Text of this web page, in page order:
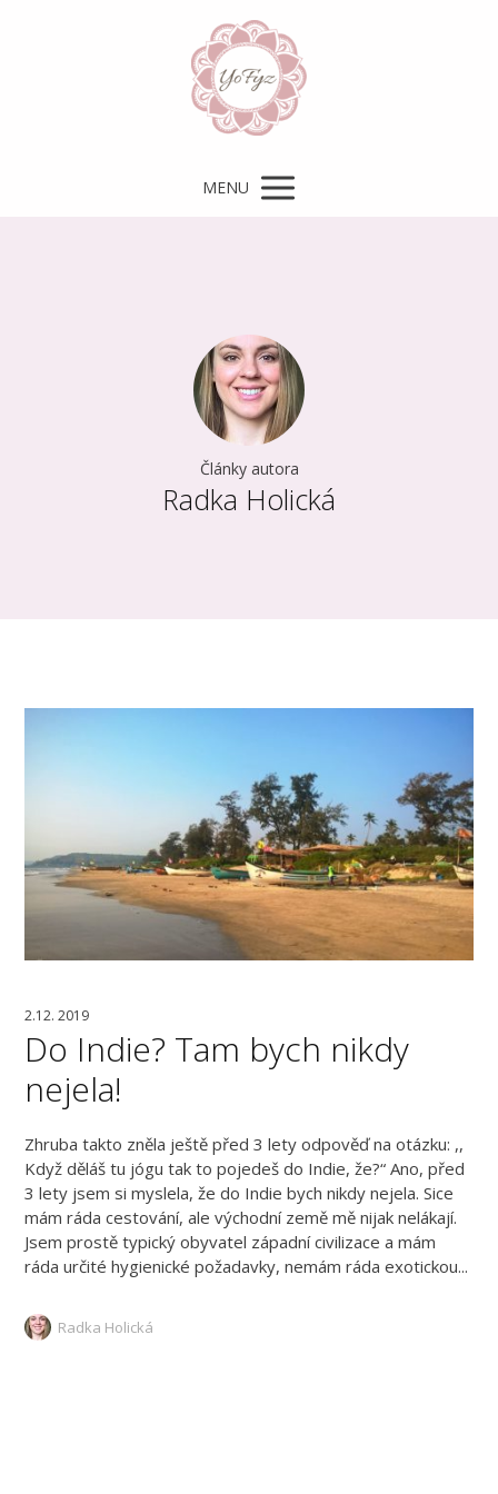
MENU
Články autora
Radka Holická
2.12. 2019
Do Indie? Tam bych nikdy
nejela!
Zhruba takto zněla ještě před 3 lety odpověď na otázku: ,,
Když děláš tu jógu tak to pojedeš do Indie, že?“ Ano, před
3 lety jsem si myslela, že do Indie bych nikdy nejela. Sice
mám ráda cestování, ale východní země mě nijak nelákají.
Jsem prostě typický obyvatel západní civilizace a mám
ráda určité hygienické požadavky, nemám ráda exotickou...
Radka Holická